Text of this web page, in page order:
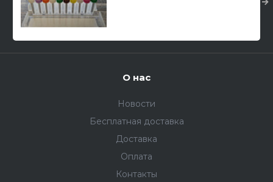
О нас
Новости
Бесплатная доставка
Доставка
Оплата
Контакты